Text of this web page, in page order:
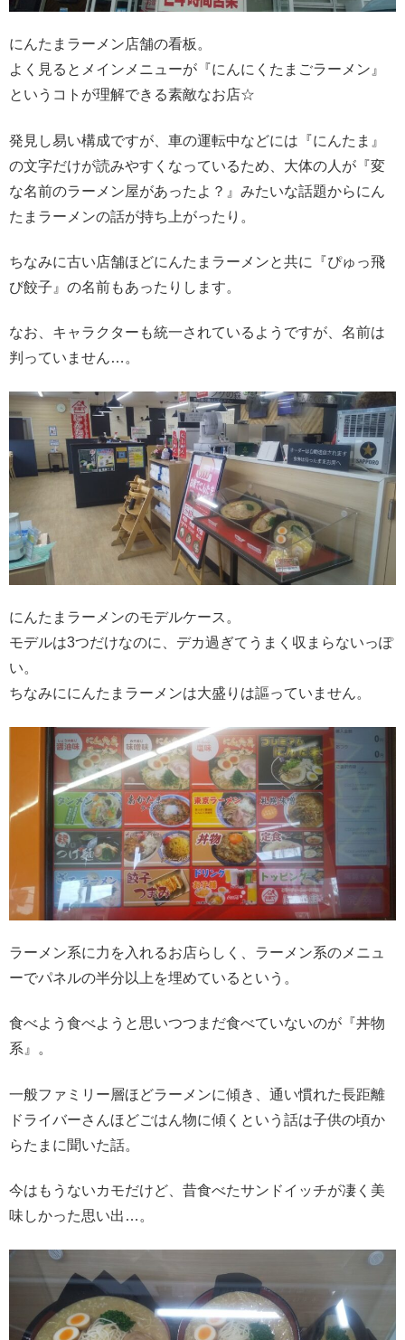
にんたまラーメン店舗の看板。
よく見るとメインメニューが『にんにくたまごラーメン』
というコトが理解できる素敵なお店☆
発見し易い構成ですが、車の運転中などには『にんたま』
の文字だけが読みやすくなっているため、大体の人が『変
な名前のラーメン屋があったよ？』みたいな話題からにん
たまラーメンの話が持ち上がったり。
ちなみに古い店舗ほどにんたまラーメンと共に『ぴゅっ飛
び餃子』の名前もあったりします。
なお、キャラクターも統一されているようですが、名前は
判っていません…。
にんたまラーメンのモデルケース。
モデルは3つだけなのに、デカ過ぎてうまく収まらないっぽ
い。
ちなみににんたまラーメンは大盛りは謳っていません。
ラーメン系に力を入れるお店らしく、ラーメン系のメニュ
ーでパネルの半分以上を埋めているという。
食べよう食べようと思いつつまだ食べていないのが『丼物
系』。
一般ファミリー層ほどラーメンに傾き、通い慣れた長距離
ドライバーさんほどごはん物に傾くという話は子供の頃か
らたまに聞いた話。
今はもうないカモだけど、昔食べたサンドイッチが凄く美
味しかった思い出…。